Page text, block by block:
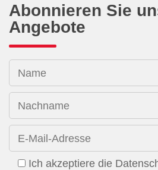
Abonnieren Sie
Angebote
Name
Nachname
E-Mail-Adresse
Ich akzeptiere die